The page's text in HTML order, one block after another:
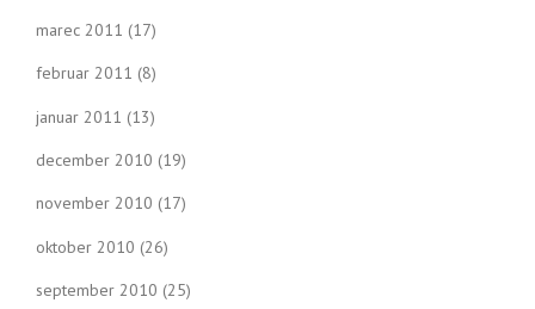
marec 2011 (17)
februar 2011 (8)
januar 2011 (13)
december 2010 (19)
november 2010 (17)
oktober 2010 (26)
september 2010 (25)